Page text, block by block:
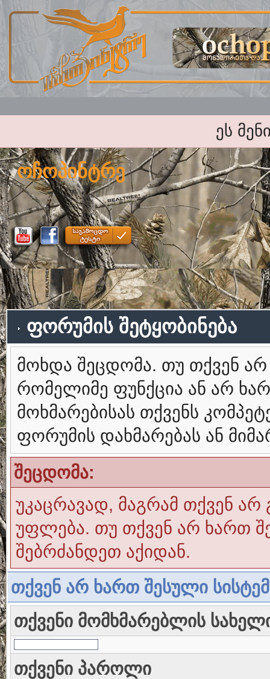
ეს
ოჩოპინტრე
ფორუმის შეტყობინება
მოხდა შეცდომა. თუ თქვენ
რომელიმე ფუნქცია ან არ
მოხმარებისას თქვენს
ფორუმის დახმარებას ან
შეცდომა:
უკაცრავად, მაგრამ თქვენ არ
უფლება. თუ თქვენ არ ხართ
შებრძანდეთ აქიდან.
თქვენ არ ხართ შესული
თქვენი მომხმარებლის
თქვენი პაროლი